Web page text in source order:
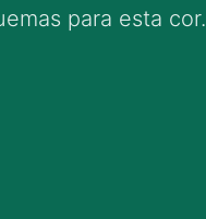
para esta cor.